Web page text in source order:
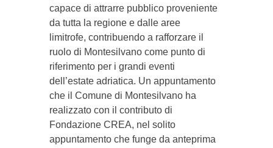
capace di attrarre pubblico proveniente
da tutta la regione e dalle aree
limitrofe, contribuendo a rafforzare il
ruolo di Montesilvano come punto di
riferimento per i grandi eventi
dell’estate adriatica. Un appuntamento
che il Comune di Montesilvano ha
realizzato con il contributo di
⁠Fondazione CREA, nel solito
appuntamento che funge da anteprima